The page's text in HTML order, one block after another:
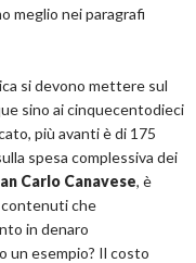
meglio nei paragrafi
si devono mettere sul
sino ai cinquecentodieci
più avanti è di 175
spesa complessiva dei
Carlo Canavese, è
che
in denaro
un esempio? Il costo